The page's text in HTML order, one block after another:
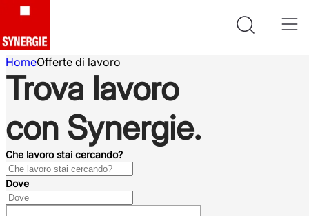
HomeOfferte di lavoro
Trova lavoro
con Synergie.
Che lavoro stai cercando?
Dove